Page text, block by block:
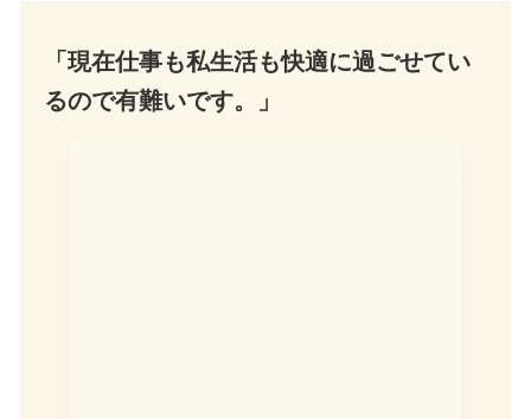
「現在仕事も私生活も快適に過ごせてい
るので有難いです。」